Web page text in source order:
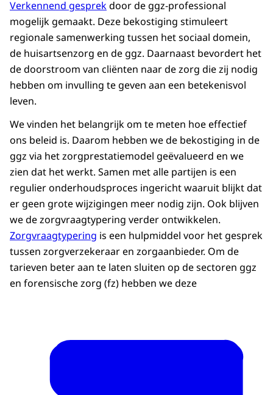
Verkennend gesprekdoor de ggz-professional
mogelijk gemaakt. Deze bekostiging stimuleert
regionale samenwerking tussen het sociaal domein,
de huisartsenzorg en de ggz. Daarnaast bevordert het
de doorstroom van cliënten naar de zorg die zij nodig
hebben om invulling te geven aan een betekenisvol
leven.
We vinden het belangrijk om te meten hoe effectief
ons beleid is. Daarom hebben we de bekostiging in de
ggz via het zorgprestatiemodel geëvalueerd en we
zien dat het werkt. Samen met alle partijen is een
regulier onderhoudsproces ingericht waaruit blijkt dat
er geen grote wijzigingen meer nodig zijn. Ook blijven
we de zorgvraagtypering verder ontwikkelen.
Zorgvraagtypering is een hulpmiddel voor het gesprek
tussen zorgverzekeraar en zorgaanbieder. Om de
tarieven beter aan te laten sluiten op de sectoren ggz
en forensische zorg (fz) hebben we deze